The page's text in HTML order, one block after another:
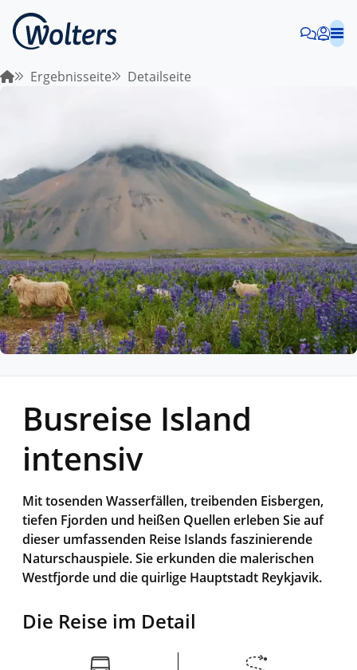
Ergebnisseite Detailseite
Busreise Island
intensiv
Mit tosenden Wasserfällen, treibenden Eisbergen,
tiefen Fjorden und heißen Quellen erleben Sie auf
dieser umfassenden Reise Islands faszinierende
Naturschauspiele. Sie erkunden die malerischen
Westfjorde und die quirlige Hauptstadt Reykjavik.
Die Reise im Detail